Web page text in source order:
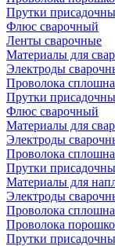
Прутки
Флюс сварочный
Ленты сварочные
Материалы для
Электроды
Проволока
Прутки
Флюс сварочный
Материалы для
Электроды
Проволока
Прутки
Материалы для
Электроды
Проволока
Проволока
Прутки